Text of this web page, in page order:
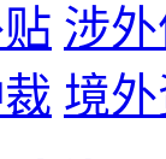
涉
境